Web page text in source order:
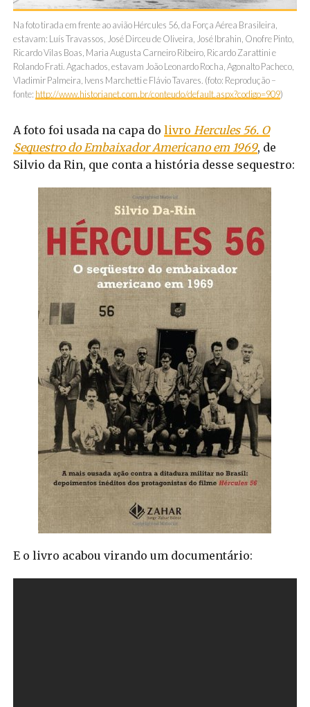
Na foto tirada em frente ao avião Hércules 56, da Força Aérea Brasileira,
estavam: Luís Travassos, José Dirceu de Oliveira, José Ibrahin, Onofre Pinto,
Ricardo Vilas Boas, Maria Augusta Carneiro Ribeiro, Ricardo Zarattini e
Rolando Frati. Agachados, estavam João Leonardo Rocha, Agonalto Pacheco,
Vladimir Palmeira, Ivens Marchetti e Flávio Tavares. (foto: Reprodução –
fonte: http://www.historianet.com.br/conteudo/default.aspx?codigo=909)
A foto foi usada na capa do livro Hercules 56. O
Sequestro do Embaixador Americano em 1969, de
Silvio da Rin, que conta a história desse sequestro:
E o livro acabou virando um documentário: